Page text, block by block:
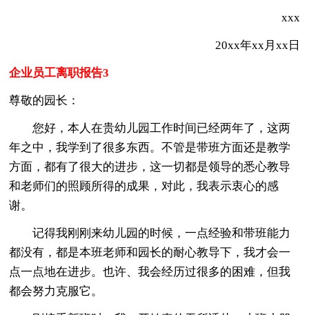
xxx
20xx年xx月xx日
企业员工离职报告3
尊敬的园长：
您好，本人在贵幼儿园工作时间已经两年了，这两
年之中，我学到了很多东西。不管是带班方面还是教学
方面，都有了很大的进步，这一切都是领导的悉心教导
和老师们的照顾所得的成果，对此，我表示衷心的感
谢。
记得我刚刚来幼儿园的时候，一点经验和带班能力
都没有，都是本班老师和园长的耐心教导下，我才会一
点一点地在进步。也许、我会经历过很多的困难，但我
都会努力克服它。